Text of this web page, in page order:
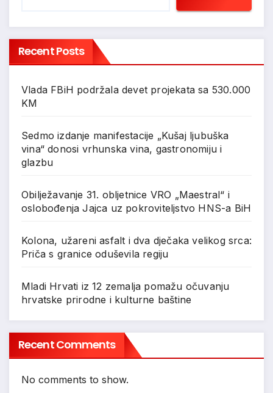
Recent Posts
Vlada FBiH podržala devet projekata sa 530.000
KM
Sedmo izdanje manifestacije „Kušaj ljubuška
vina“ donosi vrhunska vina, gastronomiju i
glazbu
Obilježavanje 31. obljetnice VRO „Maestral“ i
oslobođenja Jajca uz pokroviteljstvo HNS-a BiH
Kolona, užareni asfalt i dva dječaka velikog srca:
Priča s granice oduševila regiju
Mladi Hrvati iz 12 zemalja pomažu očuvanju
hrvatske prirodne i kulturne baštine
Recent Comments
No comments to show.